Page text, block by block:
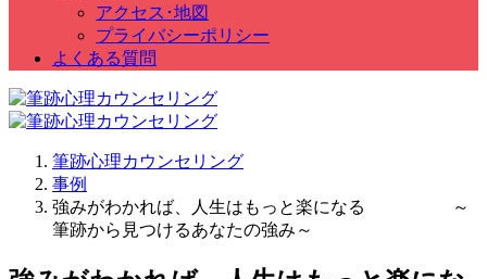
アクセス･地図
プライバシーポリシー
よくある質問
筆跡心理カウンセリング
事例
強みがわかれば、人生はもっと楽になる ～
筆跡から見つけるあなたの強み～